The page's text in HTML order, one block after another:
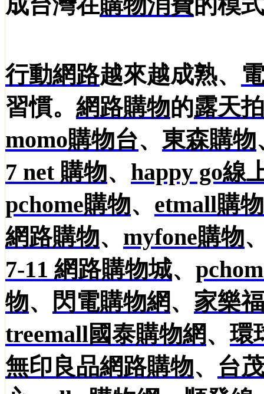
行動網路越來越成熟、
習慣。 網路購物的露天
momo購物台、 東森購物
7 net 購物、 happy go線
pchome購物、 etmall購
網路購物、 myfone購物
7-11 網路購物城、
物、 閃電購物網 、 家樂
treemall國泰購物網 、環
無印良品網路購物、 台